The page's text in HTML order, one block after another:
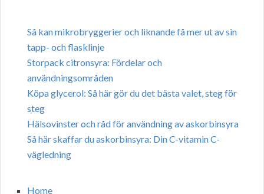
Så kan mikrobryggerier och liknande få mer ut av sin
tapp- och flasklinje
Storpack citronsyra: Fördelar och
användningsområden
Köpa glycerol: Så här gör du det bästa valet, steg för
steg
Hälsovinster och råd för användning av askorbinsyra
Så här skaffar du askorbinsyra: Din C-vitamin C-
vägledning
Home